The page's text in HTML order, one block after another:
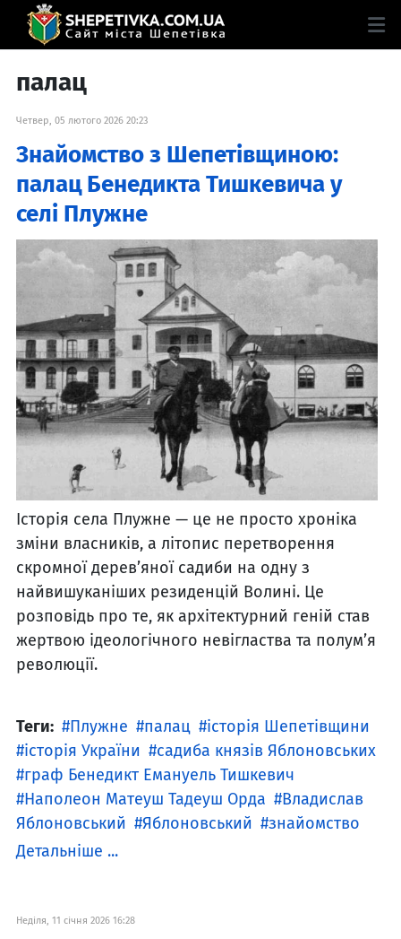
палац
Четвер, 05 лютого 2026 20:23
Знайомство з Шепетівщиною:
палац Бенедикта Тишкевича у
селі Плужне
Історія села Плужне — це не просто хроніка
зміни власників, а літопис перетворення
скромної дерев’яної садиби на одну з
найвишуканіших резиденцій Волині. Це
розповідь про те, як архітектурний геній став
жертвою ідеологічного невігластва та полум’я
революції.
Теги: Плужне палац
історія Шепетівщини
історія України
садиба князів Яблоновських
граф Бенедикт Емануель Тишкевич
Наполеон Матеуш Тадеуш Орда
Владислав
Яблоновський
Яблоновський
знайомство
Детальніше ...
Неділя, 11 січня 2026 16:28